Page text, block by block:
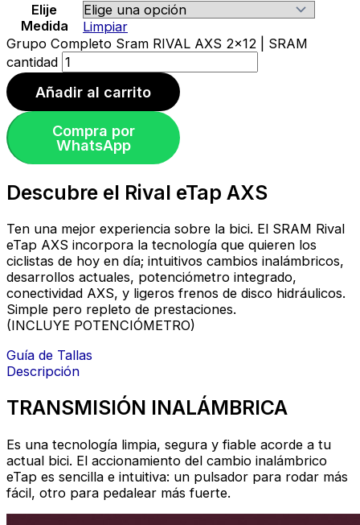
Elije
Medida
Limpiar
Grupo Completo Sram RIVAL AXS 2x12 | SRAM
cantidad
Añadir al carrito
Compra por
WhatsApp
Descubre el Rival eTap AXS
Ten una mejor experiencia sobre la bici. El SRAM Rival
eTap AXS incorpora la tecnología que quieren los
ciclistas de hoy en día; intuitivos cambios inalámbricos,
desarrollos actuales, potenciómetro integrado,
conectividad AXS, y ligeros frenos de disco hidráulicos.
Simple pero repleto de prestaciones.
(INCLUYE POTENCIÓMETRO)
Guía de Tallas
Descripción
TRANSMISIÓN INALÁMBRICA
Es una tecnología limpia, segura y fiable acorde a tu
actual bici. El accionamiento del cambio inalámbrico
eTap es sencilla e intuitiva: un pulsador para rodar más
fácil, otro para pedalear más fuerte.